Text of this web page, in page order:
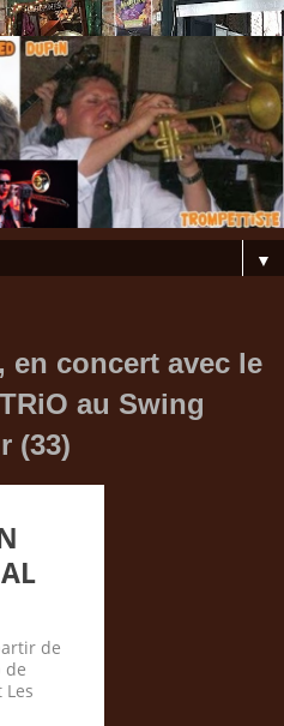
▼
en concert avec le
au Swing
(33)
de
de